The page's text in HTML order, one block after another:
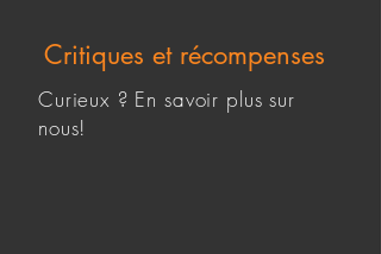
Critiques et récompenses
Curieux ? En savoir plus sur
nous!